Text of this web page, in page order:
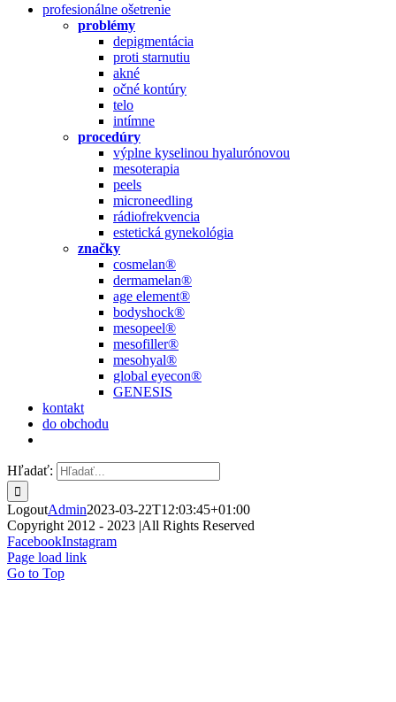
profesionálne ošetrenie
problémy
depigmentácia
proti starnutiu
akné
očné kontúry
telo
intímne
procedúry
výplne kyselinou hyalurónovou
mesoterapia
peels
microneedling
rádiofrekvencia
estetická gynekológia
značky
cosmelan®
dermamelan®
age element®
bodyshock®
mesopeel®
mesofiller®
mesohyal®
global eyecon®
GENESIS
kontakt
do obchodu
Hľadať:
LogoutAdmin2023-03-22T12:03:45+01:00
Copyright 2012 - 2023 |All Rights Reserved
FacebookInstagram
Page load link
Go to Top